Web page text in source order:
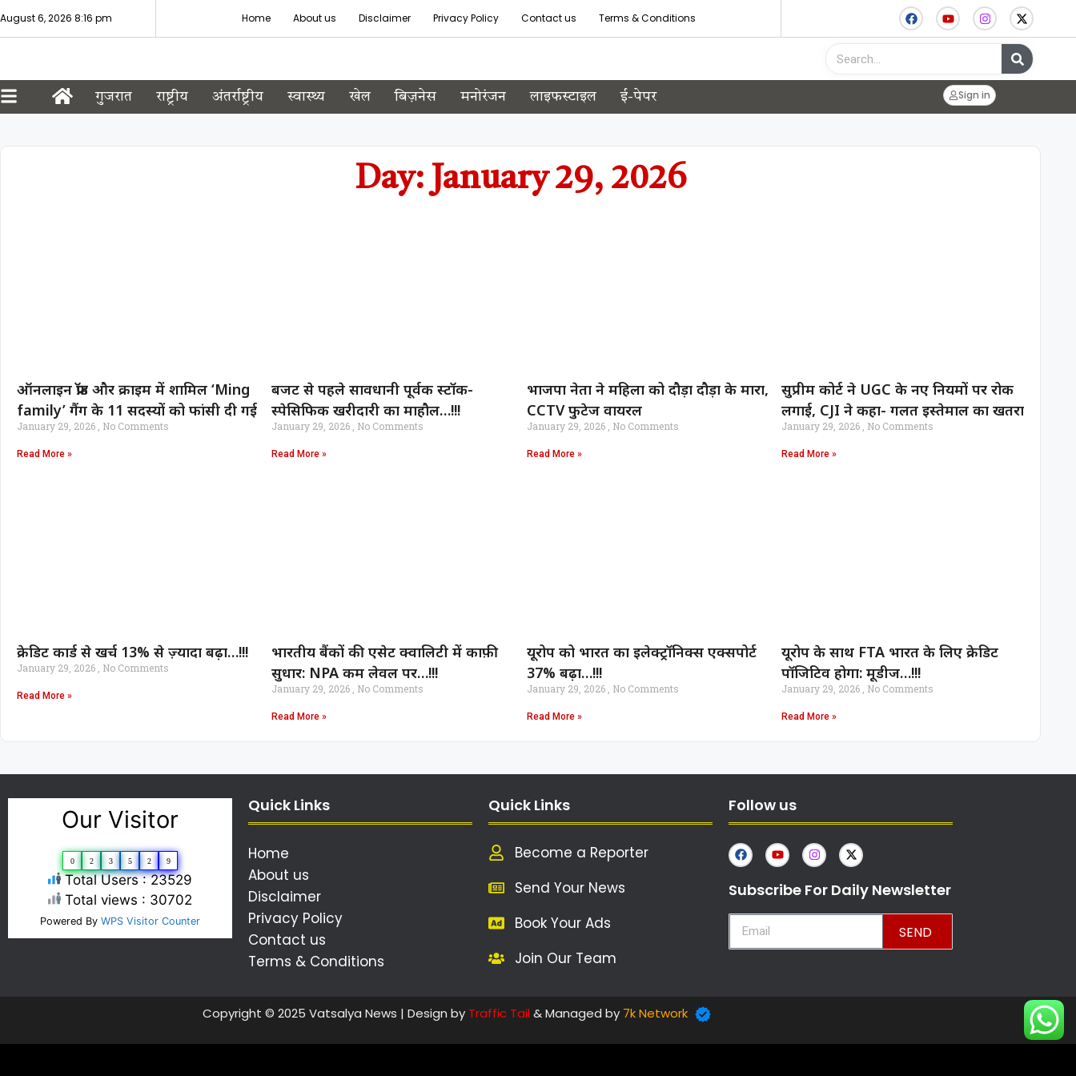
August 6, 2026 8:16 pm Home About us Disclaimer Privacy Policy Contact us Terms & Conditions
गुजरात राष्ट्रीय अंतर्राष्ट्रीय स्वास्थ्य खेल बिज़नेस मनोरंजन लाइफस्टाइल ई-पेपर Sign in
Day: January 29, 2026
ऑनलाइन फ्रॉड और क्राइम में शामिल ‘Ming
family’ गैंग के 11 सदस्यों को फांसी दी गई
January 29, 2026 No Comments
Read More »
बजट से पहले सावधानी पूर्वक स्टॉक-
स्पेसिफिक खरीदारी का माहौल…!!!
January 29, 2026 No Comments
Read More »
भाजपा नेता ने महिला को दौड़ा दौड़ा के मारा,
CCTV फुटेज वायरल
January 29, 2026 No Comments
Read More »
सुप्रीम कोर्ट ने UGC के नए नियमों पर रोक
लगाई, CJI ने कहा- गलत इस्तेमाल का खतरा
January 29, 2026 No Comments
Read More »
क्रेडिट कार्ड से खर्च 13% से ज़्यादा बढ़ा…!!!
January 29, 2026 No Comments
Read More »
भारतीय बैंकों की एसेट क्वालिटी में काफ़ी
सुधार: NPA कम लेवल पर…!!!
January 29, 2026 No Comments
Read More »
यूरोप को भारत का इलेक्ट्रॉनिक्स एक्सपोर्ट
37% बढ़ा…!!!
January 29, 2026 No Comments
Read More »
यूरोप के साथ FTA भारत के लिए क्रेडिट
पॉजिटिव होगा: मूडीज…!!!
January 29, 2026 No Comments
Read More »
Our Visitor
0 2 3 5 2 9
Total Users : 23529
Total views : 30702
Powered By WPS Visitor Counter
Quick Links
Home
About us
Disclaimer
Privacy Policy
Contact us
Terms & Conditions
Quick Links
Become a Reporter
Send Your News
Book Your Ads
Join Our Team
Follow us
Subscribe For Daily Newsletter
SEND
Copyright © 2025 Vatsalya News | Design by Traffic Tail& Managed by 7k Network